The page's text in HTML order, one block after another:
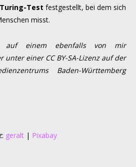
Turing-Test festgestellt, bei dem sich
misst.
auf einem ebenfalls von mir
unter einer CC BY-SA-Lizenz auf der
Baden-Württemberg
geralt | Pixabay